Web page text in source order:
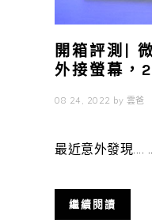
開箱評測|
外接螢幕，
08 24, 2022 by 雲爸
最近意外發現.... ...
繼續閱讀